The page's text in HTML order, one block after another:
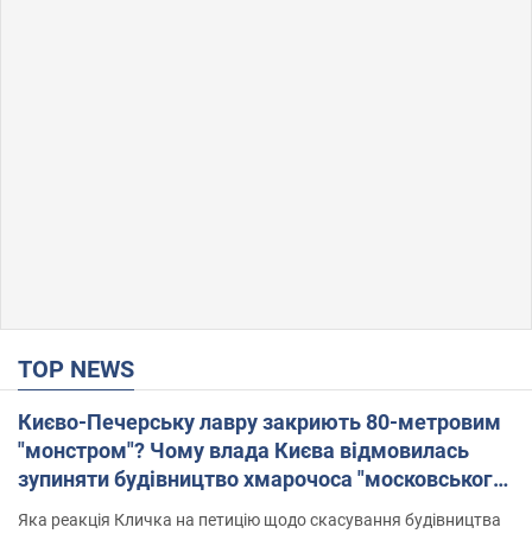
TOP NEWS
Києво-Печерську лавру закриють 80-метровим
"монстром"? Чому влада Києва відмовилась
зупиняти будівництво хмарочоса "московського
вірянина"
Яка реакція Кличка на петицію щодо скасування будівництва